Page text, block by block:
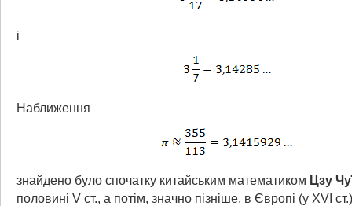
і
Наближення
знайдено було спочатку китайським математиком Цзу
половині V ст., а потім, значно пізніше, в Європі (у XVI